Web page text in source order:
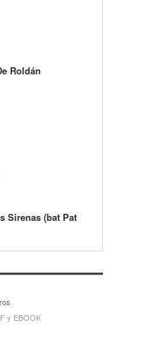
Roldán
Sirenas (bat Pat
y EBOOK